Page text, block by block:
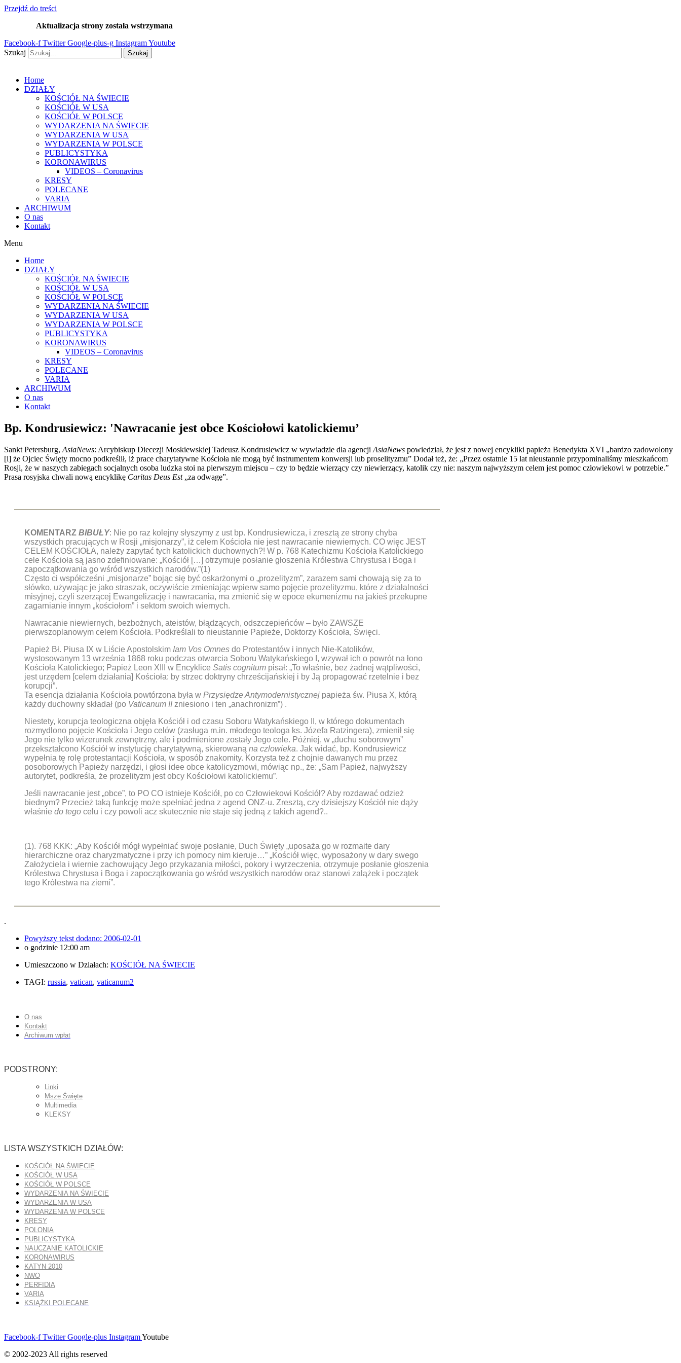
Przejdź do treści
Aktualizacja strony została wstrzymana
Facebook-f Twitter Google-plus-g InstagramYoutube
Szukaj
Szukaj
Home
DZIAŁY
KOŚCIÓŁ NA ŚWIECIE
KOŚCIÓŁ W USA
KOŚCIÓŁ W POLSCE
WYDARZENIA NA ŚWIECIE
WYDARZENIA W USA
WYDARZENIA W POLSCE
PUBLICYSTYKA
KORONAWIRUS
VIDEOS – Coronavirus
KRESY
POLECANE
VARIA
ARCHIWUM
O nas
Kontakt
Menu
Home
DZIAŁY
KOŚCIÓŁ NA ŚWIECIE
KOŚCIÓŁ W USA
KOŚCIÓŁ W POLSCE
WYDARZENIA NA ŚWIECIE
WYDARZENIA W USA
WYDARZENIA W POLSCE
PUBLICYSTYKA
KORONAWIRUS
VIDEOS – Coronavirus
KRESY
POLECANE
VARIA
ARCHIWUM
O nas
Kontakt
Bp. Kondrusiewicz: 'Nawracanie jest obce Kościołowi katolickiemu’
Sankt Petersburg, AsiaNews: Arcybiskup Diecezji Moskiewskiej Tadeusz Kondrusiewicz w wywiadzie dla agencji AsiaNews powiedział, że jest z nowej encykliki papieża Benedykta XVI „bardzo zadowolony
[i] że Ojciec Święty mocno podkreślił, iż prace charytatywne Kościoła nie mogą być instrumentem konwersji lub proselityzmu” Dodał też, że: „Przez ostatnie 15 lat nieustannie przypominaliśmy mieszkańcom
Rosji, że w naszych zabiegach socjalnych osoba ludzka stoi na pierwszym miejscu – czy to będzie wierzący czy niewierzący, katolik czy nie: naszym najwyższym celem jest pomoc człowiekowi w potrzebie.”
Prasa rosyjska chwali nową encyklikę Caritas Deus Est„za odwagę”.
KOMENTARZ BIBUŁY: Nie po raz kolejny słyszymy z ust bp. Kondrusiewicza, i zresztą ze strony chyba
wszystkich pracujących w Rosji „misjonarzy”, iż celem Kościoła nie jest nawracanie niewiernych. CO więc JEST
CELEM KOŚCIOŁA, należy zapytać tych katolickich duchownych?! W p. 768 Katechizmu Kościoła Katolickiego
cele Kościoła są jasno zdefiniowane: „Kościół […] otrzymuje posłanie głoszenia Królestwa Chrystusa i Boga i
zapoczątkowania go wśród wszystkich narodów.”(1)
Często ci współcześni „misjonarze” bojąc się być oskarżonymi o „prozelityzm”, zarazem sami chowają się za to
słówko, używając je jako straszak, oczywiście zmieniając wpierw samo pojęcie prozelityzmu, które z działalności
misyjnej, czyli szerzącej Ewangelizację i nawracania, ma zmienić się w epoce ekumenizmu na jakieś przekupne
zagarnianie innym „kościołom” i sektom swoich wiernych.
Nawracanie niewiernych, bezbożnych, ateistów, błądzących, odszczepieńców – było ZAWSZE
pierwszoplanowym celem Kościoła. Podkreślali to nieustannie Papieże, Doktorzy Kościoła, Święci.
Papież Bł. Piusa IX w Liście Apostolskim Iam Vos Omnes do Protestantów i innych Nie-Katolików,
wystosowanym 13 września 1868 roku podczas otwarcia Soboru Watykańskiego I, wzywał ich o powrót na łono
Kościoła Katolickiego; Papież Leon XIII w Encyklice Satis cognitum pisał: „To właśnie, bez żadnej wątpliwości,
jest urzędem [celem działania] Kościoła: by strzec doktryny chrześcijańskiej i by Ją propagować rzetelnie i bez
korupcji”.
Ta esencja działania Kościoła powtórzona była w Przysiędze Antymodernistycznej papieża św. Piusa X, którą
każdy duchowny składał (po Vaticanum II zniesiono i ten „anachronizm”) .
Niestety, korupcja teologiczna objęła Kościół i od czasu Soboru Watykańskiego II, w którego dokumentach
rozmydlono pojęcie Kościoła i Jego celów (zasługa m.in. młodego teologa ks. Józefa Ratzingera), zmienił się
Jego nie tylko wizerunek zewnętrzny, ale i podmienione zostały Jego cele. Później, w „duchu soborowym”
przekształcono Kościół w instytucję charytatywną, skierowaną na czlowieka. Jak widać, bp. Kondrusiewicz
wypełnia tę rolę protestantacji Kościoła, w sposób znakomity. Korzysta też z chojnie dawanych mu przez
posoborowych Papieży narzędzi, i głosi idee obce katolicyzmowi, mówiąc np., że: „Sam Papież, najwyższy
autorytet, podkreśla, że prozelityzm jest obcy Kościołowi katolickiemu”.
Jeśli nawracanie jest „obce”, to PO CO istnieje Kościół, po co Człowiekowi Kościół? Aby rozdawać odzież
biednym? Przecież taką funkcję może spełniać jedna z agend ONZ-u. Zresztą, czy dzisiejszy Kościół nie dąży
właśnie do tego celu i czy powoli acz skutecznie nie staje się jedną z takich agend?..
(1). 768 KKK: „Aby Kościół mógł wypełniać swoje posłanie, Duch Święty „uposaża go w rozmaite dary
hierarchiczne oraz charyzmatyczne i przy ich pomocy nim kieruje…” „Kościół więc, wyposażony w dary swego
Założyciela i wiernie zachowujący Jego przykazania miłości, pokory i wyrzeczenia, otrzymuje posłanie głoszenia
Królestwa Chrystusa i Boga i zapoczątkowania go wśród wszystkich narodów oraz stanowi zalążek i początek
tego Królestwa na ziemi”.
.
Powyższy tekst dodano: 2006-02-01
o godzinie 12:00 am
Umieszczono w Działach: KOŚCIÓŁ NA ŚWIECIE
TAGI: russia, vatican, vaticanum2
O nas
Kontakt
Archiwum wpłat
PODSTRONY:
Linki
Msze Święte
Multimedia
KLEKSY
LISTA WSZYSTKICH DZIAŁÓW:
KOŚCIÓŁ NA ŚWIECIE
KOŚCIÓŁ W USA
KOŚCIÓŁ W POLSCE
WYDARZENIA NA ŚWIECIE
WYDARZENIA W USA
WYDARZENIA W POLSCE
KRESY
POLONIA
PUBLICYSTYKA
NAUCZANIE KATOLICKIE
KORONAWIRUS
KATYN 2010
NWO
PERFIDIA
VARIA
KSIĄŻKI POLECANE
Facebook-f Twitter Google-plus InstagramYoutube
© 2002-2023 All rights reserved